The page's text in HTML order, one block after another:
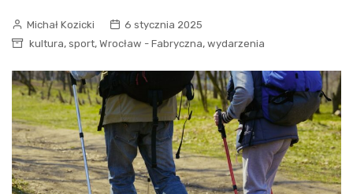
Michał Kozicki
6 stycznia 2025
kultura, sport, Wrocław - Fabryczna, wydarzenia